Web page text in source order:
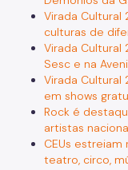
Virada
culturas de
Virada Cultural
Sesc e na
Virada Cultural
em shows
Rock é
artistas
CEUs
teatro, circo,